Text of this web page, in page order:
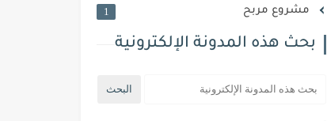
مشروع مربح 1
بحث هذه المدونة الإلكترونية